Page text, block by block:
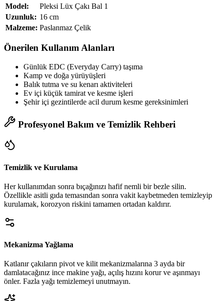
Model:
Pleksi Lüx Çakı Bal 1
Uzunluk: 16 cm
Malzeme: Paslanmaz Çelik
Önerilen Kullanım Alanları
Günlük EDC (Everyday Carry) taşıma
Kamp ve doğa yürüyüşleri
Balık tutma ve su kenarı aktiviteleri
Ev içi küçük tamirat ve kesme işleri
Şehir içi gezintilerde acil durum kesme gereksinimleri
Profesyonel Bakım ve Temizlik Rehberi
Temizlik ve Kurulama
Her kullanımdan sonra bıçağınızı hafif nemli bir bezle silin.
Özellikle asitli gıda temasından sonra vakit kaybetmeden temizleyip
kurulamak, korozyon riskini tamamen ortadan kaldırır.
Mekanizma Yağlama
Katlanır çakıların pivot ve kilit mekanizmalarına 3 ayda bir
damlatacağınız ince makine yağı, açılış hızını korur ve aşınmayı
önler. Fazla yağı temizlemeyi unutmayın.